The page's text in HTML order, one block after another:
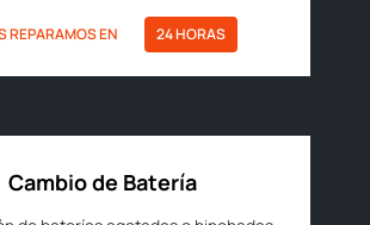
REPARAMOS EN 24 HORAS
Cambio de Batería